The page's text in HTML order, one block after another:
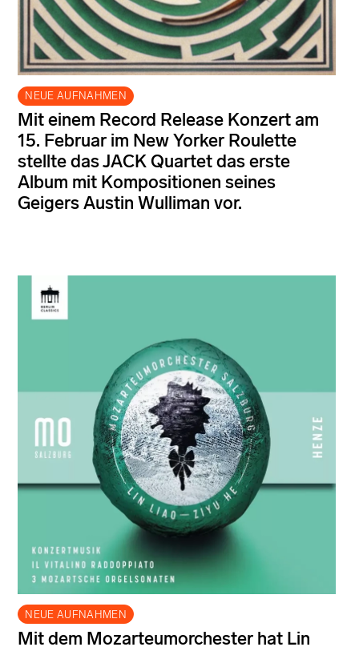
NEUE AUFNAHMEN
Mit einem Record Release Konzert am
15. Februar im New Yorker Roulette
stellte das JACK Quartet das erste
Album mit Kompositionen seines
Geigers Austin Wulliman vor.
NEUE AUFNAHMEN
Mit dem Mozarteumorchester hat Lin